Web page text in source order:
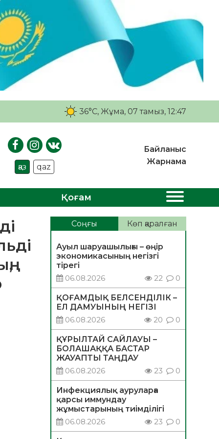
36°C, Жұма, 07 тамыз, 12:47
қаз qaz
Байланыс
Жарнама
Қоғам
Соңғы Көп қаралған
Ауыл шаруашылығы – өңір
экономикасының негізгі
тірегі
06.08.2026
22 0
ҚОҒАМДЫҚ БЕЛСЕНДІЛІК –
ЕЛ ДАМУЫНЫҢ НЕГІЗІ
06.08.2026
20 0
ҚҰРЫЛТАЙ САЙЛАУЫ –
БОЛАШАҚҚА БАСТАР
ЖАУАПТЫ ТАҢДАУ
06.08.2026
23 0
Инфекциялық ауруларға
қарсы иммундау
жұмыстарының тиімділігі
06.08.2026
23 0